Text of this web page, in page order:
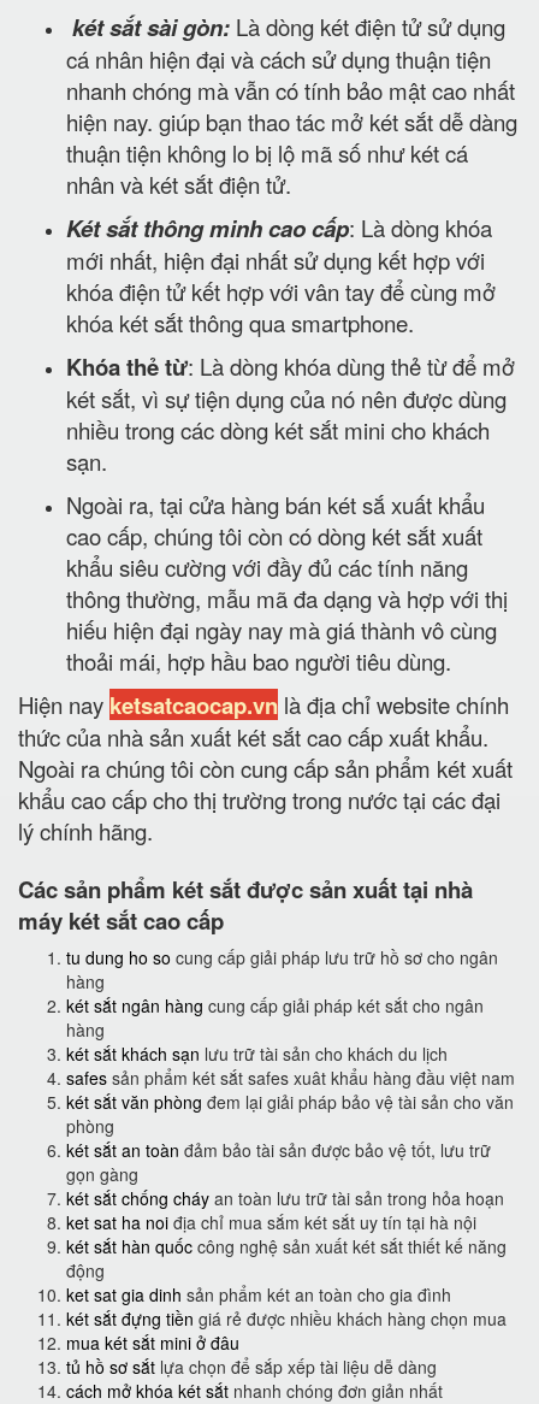
két sắt sài gòn: Là dòng két điện tử sử dụng
cá nhân hiện đại và cách sử dụng thuận tiện
nhanh chóng mà vẫn có tính bảo mật cao nhất
hiện nay. giúp bạn thao tác mở két sắt dễ dàng
thuận tiện không lo bị lộ mã số như két cá
nhân và két sắt điện tử.
Két sắt thông minh cao cấp: Là dòng khóa
mới nhất, hiện đại nhất sử dụng kết hợp với
khóa điện tử kết hợp với vân tay để cùng mở
khóa két sắt thông qua smartphone.
Khóa thẻ từ: Là dòng khóa dùng thẻ từ để mở
két sắt, vì sự tiện dụng của nó nên được dùng
nhiều trong các dòng két sắt mini cho khách
sạn.
Ngoài ra, tại cửa hàng bán két sắ xuất khẩu
cao cấp, chúng tôi còn có dòng két sắt xuất
khẩu siêu cường với đầy đủ các tính năng
thông thường, mẫu mã đa dạng và hợp với thị
hiếu hiện đại ngày nay mà giá thành vô cùng
thoải mái, hợp hầu bao người tiêu dùng.
Hiện nay ketsatcaocap.vn là địa chỉ website chính
thức của nhà sản xuất két sắt cao cấp xuất khẩu.
Ngoài ra chúng tôi còn cung cấp sản phẩm két xuất
khẩu cao cấp cho thị trường trong nước tại các đại
lý chính hãng.
Các sản phẩm két sắt được sản xuất tại nhà
máy két sắt cao cấp
tu dung ho so cung cấp giải pháp lưu trữ hồ sơ cho ngân
hàng
két sắt ngân hàng cung cấp giải pháp két sắt cho ngân
hàng
két sắt khách sạn lưu trữ tài sản cho khách du lịch
safes sản phẩm két sắt safes xuât khẩu hàng đầu việt nam
két sắt văn phòng đem lại giải pháp bảo vệ tài sản cho văn
phòng
két sắt an toàn đảm bảo tài sản được bảo vệ tốt, lưu trữ
gọn gàng
két sắt chống cháy an toàn lưu trữ tài sản trong hỏa hoạn
ket sat ha noi địa chỉ mua sắm két sắt uy tín tại hà nội
két sắt hàn quốc công nghệ sản xuất két sắt thiết kế năng
động
ket sat gia dinh sản phẩm két an toàn cho gia đình
két sắt đựng tiền giá rẻ được nhiều khách hàng chọn mua
mua két sắt mini ở đâu
tủ hồ sơ sắt lựa chọn để sắp xếp tài liệu dễ dàng
cách mở khóa két sắt nhanh chóng đơn giản nhất